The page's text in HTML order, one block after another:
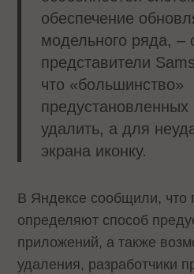
обеспечение
модельного ряда, –
представители
что «большинство»
удалить, а для
экрана иконку.
В Яндексе сообщили, что
определяют способ
приложений, а также
удаления, разработчики